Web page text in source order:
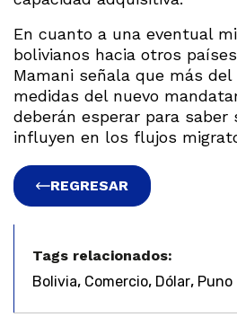
En cuanto a una eventual
bolivianos hacia otros
Mamani señala que más
medidas del nuevo
deberán esperar para saber
influyen en los flujos
REGRESAR
Tags relacionados:
Bolivia, Comercio, Dólar, Puno